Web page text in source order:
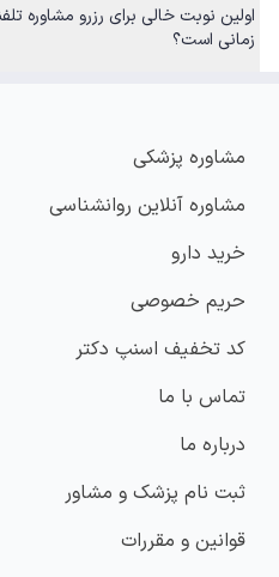
زمانی است؟
مشاوره پزشکی
مشاوره آنلاین روانشناسی
خرید دارو
حریم خصوصی
کد تخفیف اسنپ دکتر
تماس با ما
درباره ما
ثبت نام پزشک و مشاور
قوانین و مقررات